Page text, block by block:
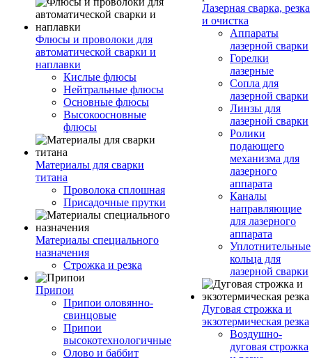
Флюсы и проволоки для
автоматической сварки и
наплавки
Кислые флюсы
Нейтральные флюсы
Основные флюсы
Высокоосновные
флюсы
Материалы для сварки
титана
Проволока сплошная
Присадочные прутки
Материалы специального
назначения
Строжка и резка
Припои
Припои оловянно-
свинцовые
Припои
высокотехнологичные
Олово и баббит
Лазерная сварка, резка
и очистка
Аппараты
лазерной сварки
Горелки
лазерные
Сопла для
лазерной сварки
Линзы для
лазерной сварки
Ролики
подающего
механизма для
лазерного
аппарата
Каналы
направляющие
для лазерного
аппарата
Уплотнительные
кольца для
лазерной сварки
Дуговая строжка и
экзотермическая резка
Воздушно-
дуговая строжка